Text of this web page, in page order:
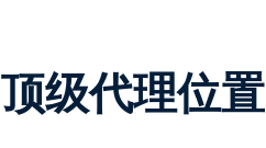
顶级代理位置